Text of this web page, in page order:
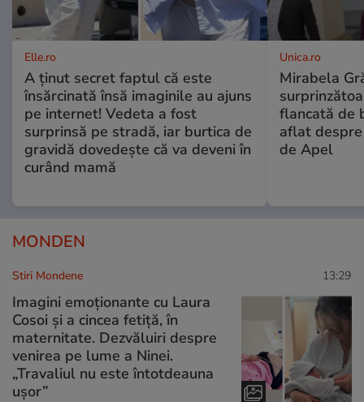
Elle.ro
A ținut secret faptul că este
însărcinată însă imaginile au ajuns
pe internet! Vedeta a fost
surprinsă pe stradă, iar burtica de
gravidă dovedește că va deveni în
curând mamă
Unica.ro
Mirabela
flancată de
aflat
de Apel
MONDEN
Stiri Mondene 13:29
Imagini emoționante cu Laura
Cosoi și a cincea fetiță, în
maternitate. Dezvăluiri despre
venirea pe lume a Ninei.
„Travaliul nu este întotdeauna
ușor”